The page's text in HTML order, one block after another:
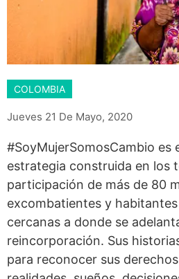
COLOMBIA
Jueves 21 De Mayo, 2020
#SoyMujerSomosCambio es
estrategia construida en los
participación de más de 80
excombatientes y
cercanas a donde se
reincorporación. Sus
para reconocer sus